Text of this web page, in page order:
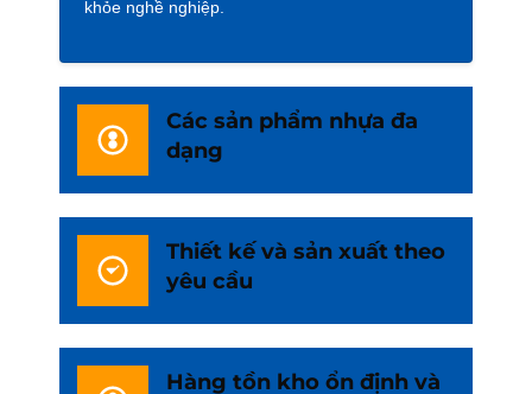
khỏe nghề nghiệp.
Các sản phẩm nhựa đa
dạng
Thiết kế và sản xuất theo
yêu cầu
Hàng tồn kho ổn định và